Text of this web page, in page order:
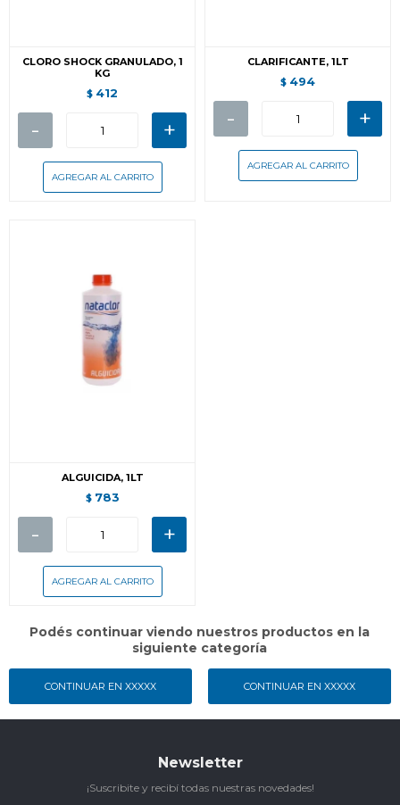
CLORO SHOCK GRANULADO, 1
KG
$ 412
- +
CLARIFICANTE, 1LT
$ 494
- +
ALGUICIDA, 1LT
$ 783
- +
CONTINUAR EN XXXXX
Podés continuar viendo nuestros productos en la
siguiente categoría
CONTINUAR EN XXXXX
Newsletter
¡Suscribite y recibí todas nuestras novedades!